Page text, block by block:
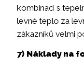
kombinaci s
levné teplo za
zákazníků velmi
7) Náklady na